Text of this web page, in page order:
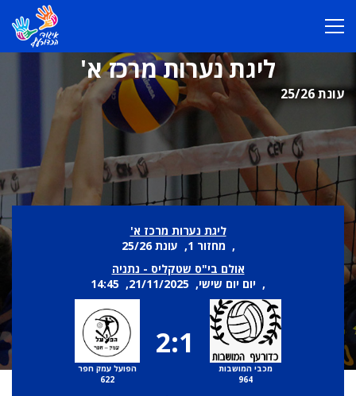
ליגת נערות מרכז א'
עונת 25/26
ליגת נערות מרכז א'
, מחזור 1, עונת 25/26
אולם בי"ס שטקליס - נתניה
, יום יום שישי, 21/11/2025, 14:45
מכבי המושבות
964
2:1
הפועל עמק חפר
622